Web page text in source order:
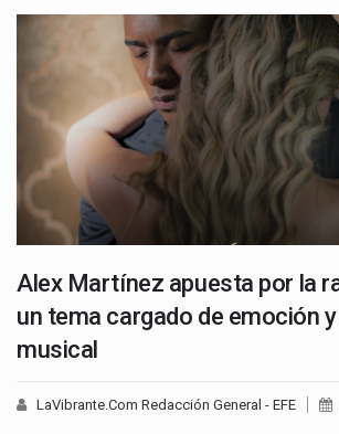
Alex Martínez apuesta por la
un tema cargado de emoción
musical
LaVibrante.Com Redacción General - EFE